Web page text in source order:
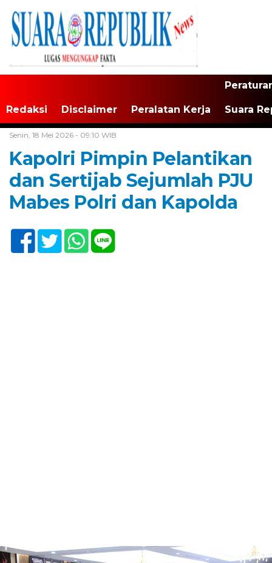
Redaksi Disclaimer Peralatan Kerja Suara
Senin, 18 Mei 2026 - 09:10 WIB
Kapolri Pimpin Pelantikan
dan Sertijab Sejumlah PJU
Mabes Polri dan Kapolda